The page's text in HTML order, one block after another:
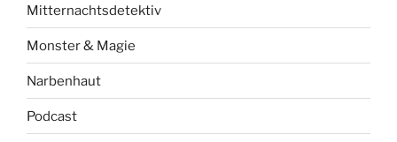
Mitternachtsdetektiv
Monster & Magie
Narbenhaut
Podcast